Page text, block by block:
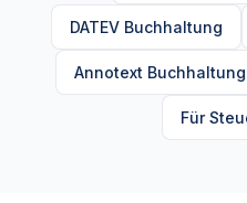
DATEV Buchhaltung
Annotext Buchhaltung
Für